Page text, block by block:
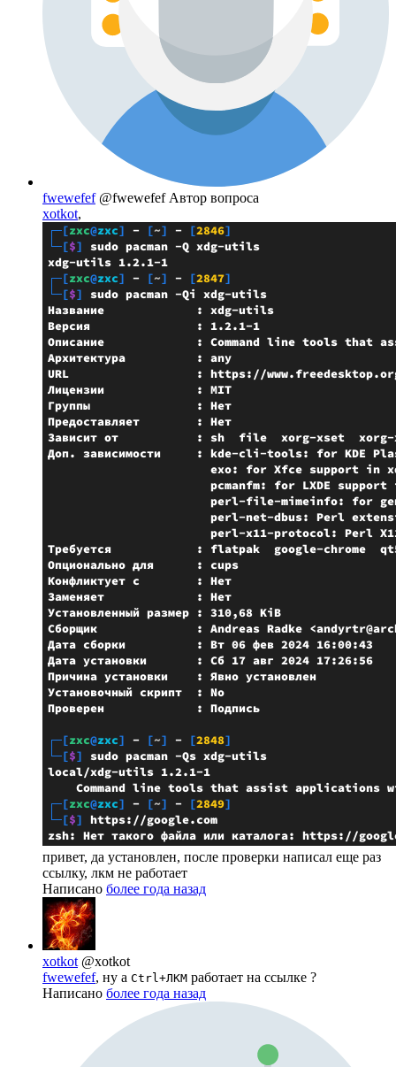
fwewefef @fwewefef Автор вопроса
xotkot,
привет, да установлен, после проверки написал еще раз
ссылку, лкм не работает
Написано более года назад
xotkot @xotkot
fwewefef, ну а Ctrl+ЛКМ работает на ссылке ?
Написано более года назад